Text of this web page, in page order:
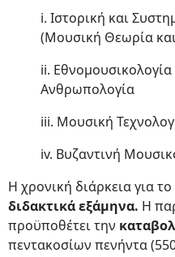
i. Ιστορική και
(Μουσική Θεωρία
ii. Εθνομουσικολογία
Ανθρωπολογία
iii. Μουσική
iv. Βυζαντινή
Η χρονική διάρκεια για
διδακτικά εξάμηνα. Η
προϋποθέτει την
πεντακοσίων πενήντα